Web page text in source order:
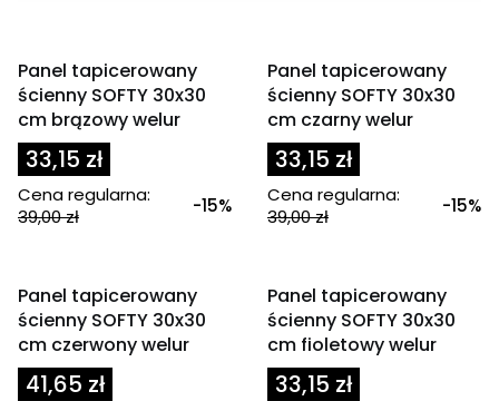
Panel tapicerowany
ścienny SOFTY 30x30
cm brązowy welur
33,15 zł
Cena regularna:
39,00 zł
-15%
Panel tapicerowany
ścienny SOFTY 30x30
cm czarny welur
33,15 zł
Cena regularna:
39,00 zł
-15%
Panel tapicerowany
ścienny SOFTY 30x30
cm czerwony welur
41,65 zł
Panel tapicerowany
ścienny SOFTY 30x30
cm fioletowy welur
33,15 zł